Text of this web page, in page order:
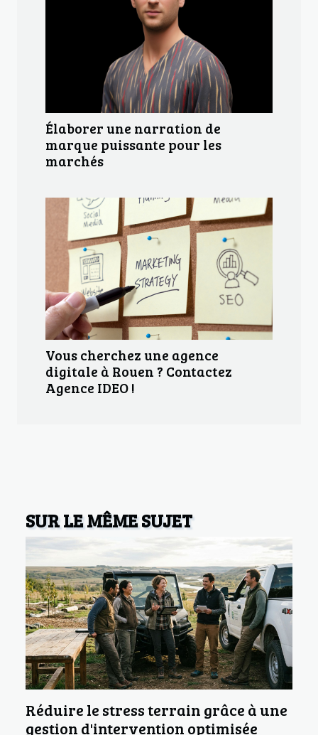
Élaborer une narration de
marque puissante pour les
marchés
Vous cherchez une agence
digitale à Rouen ? Contactez
Agence IDEO !
SUR LE MÊME SUJET
Réduire le stress terrain grâce à une
gestion d'intervention optimisée